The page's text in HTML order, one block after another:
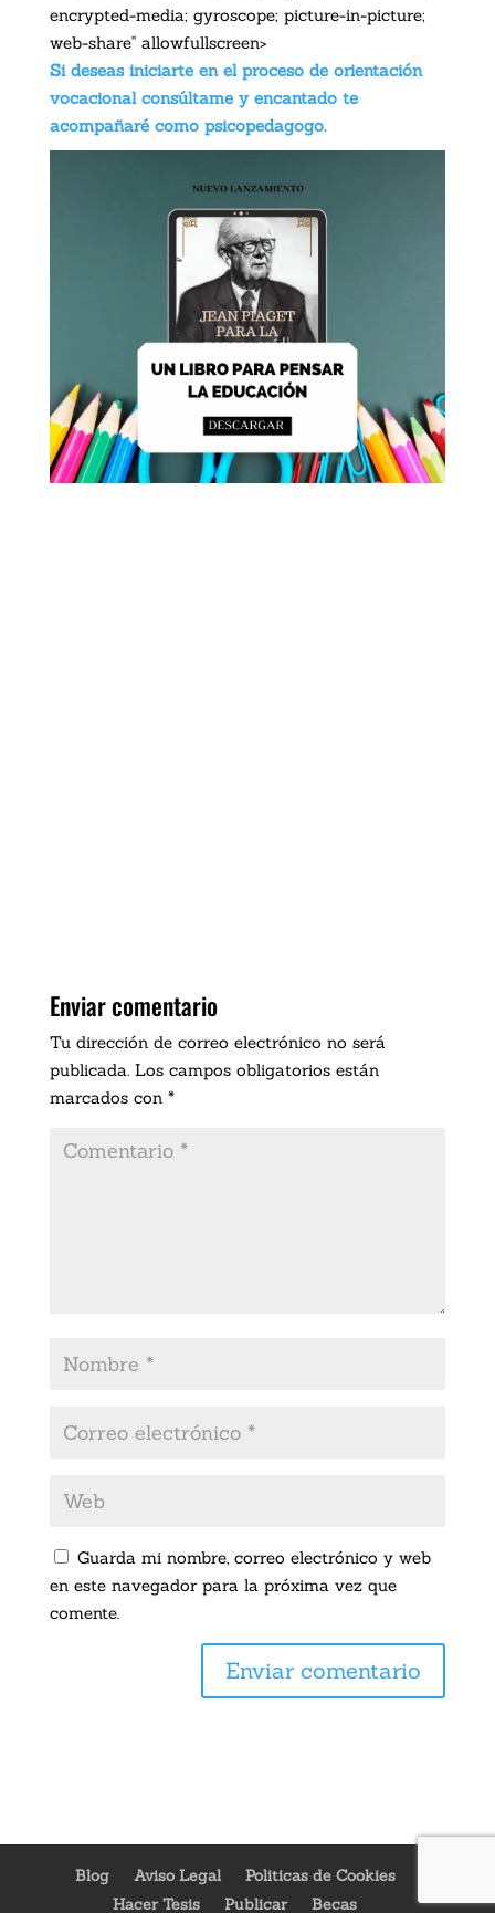
encrypted-media; gyroscope; picture-in-picture;
web-share" allowfullscreen>
Si deseas iniciarte en el proceso de orientación
vocacional consúltame y encantado te
acompañaré como psicopedagogo.
Enviar comentario
Tu dirección de correo electrónico no será
publicada. Los campos obligatorios están
marcados con *
Guarda mi nombre, correo electrónico y web
en este navegador para la próxima vez que
comente.
Blog Aviso Legal
Politicas de Cookies
Hacer Tesis
Publicar Becas